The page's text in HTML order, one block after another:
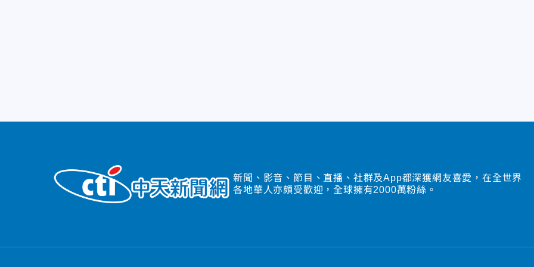
新聞、影音、節目、直播、社群及App都深獲網友喜愛，在全世界
各地華人亦頗受歡迎，全球擁有2000萬粉絲。